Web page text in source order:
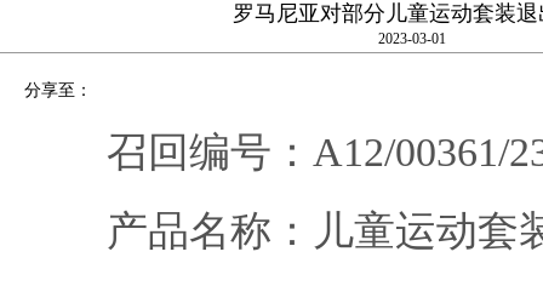
罗马尼亚对部分儿童运动套装
2023-03-01
分享至：
召回编号：A12/00361/
产品名称：儿童运动套